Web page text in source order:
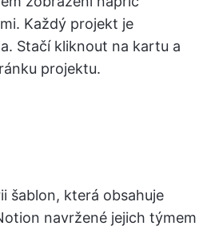
Každý projekt je
Stačí kliknout na kartu a
projektu.
šablon, která obsahuje
navržené jejich týmem